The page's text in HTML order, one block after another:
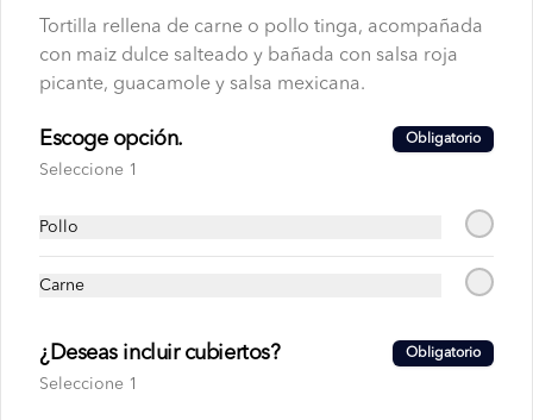
Política de privacidad
Tortilla rellena de carne o pollo tinga, acompañada
con maiz dulce salteado y bañada con salsa roja
picante, guacamole y salsa mexicana.
Escoge opción. Obligatorio
Seleccione 1
Pollo
Carne
¿Deseas incluir cubiertos? Obligatorio
Seleccione 1